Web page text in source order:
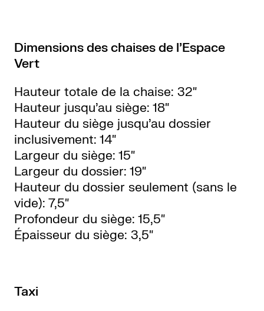
Dimensions des chaises de l’Espace
Vert
Hauteur totale de la chaise: 32″
Hauteur jusqu’au siège: 18″
Hauteur du siège jusqu’au dossier
inclusivement: 14″
Largeur du siège: 15″
Largeur du dossier: 19″
Hauteur du dossier seulement (sans le
vide): 7,5″
Profondeur du siège: 15,5″
Épaisseur du siège: 3,5″
Taxi